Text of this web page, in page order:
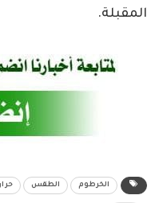
المقبلة.
الخرطوم الطقس